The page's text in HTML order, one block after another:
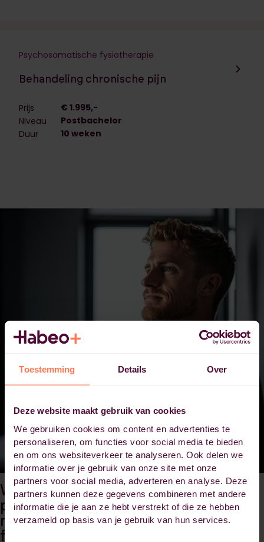
Toestemming Details Over
Deze website maakt gebruik van cookies
We gebruiken cookies om content en advertenties te
personaliseren, om functies voor social media te bieden
en om ons websiteverkeer te analyseren. Ook delen we
informatie over je gebruik van onze site met onze
partners voor social media, adverteren en analyse. Deze
partners kunnen deze gegevens combineren met andere
informatie die je aan ze hebt verstrekt of die ze hebben
verzameld op basis van je gebruik van hun services.
Psychosomatische fysiotherapie
Behandeling chronische pijn
Prijs
€ 1.995,-
Niveau
Postbachelor
Duur
10 weken
Word specialist in
psychosomatische fysiotherapie
met een Master Psychosomatische
fysiotherapie